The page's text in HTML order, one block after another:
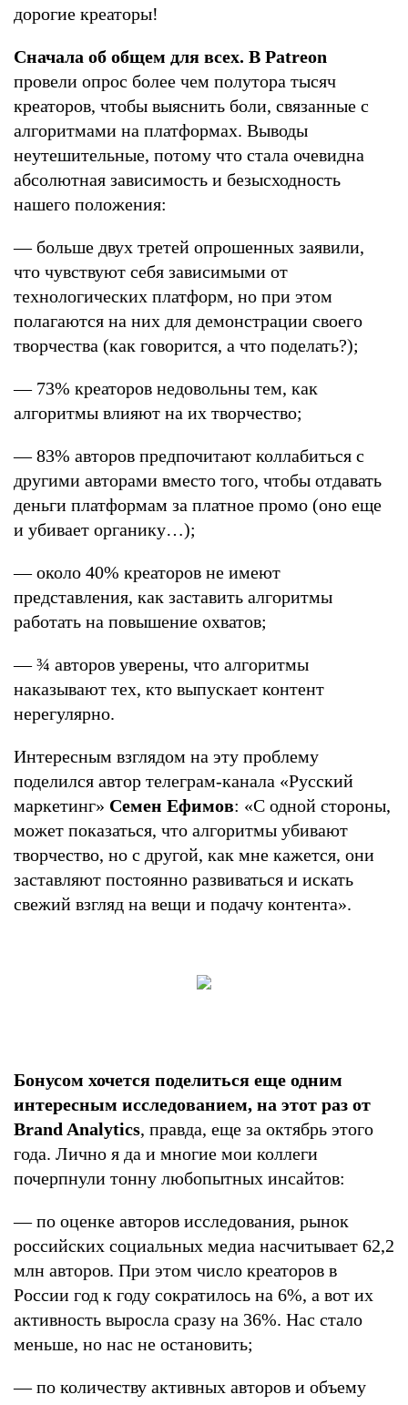
дорогие креаторы!
Сначала об общем для всех. В Patreon
провели опрос более чем полутора тысяч
креаторов, чтобы выяснить боли, связанные с
алгоритмами на платформах. Выводы
неутешительные, потому что стала очевидна
абсолютная зависимость и безысходность
нашего положения:
— больше двух третей опрошенных заявили,
что чувствуют себя зависимыми от
технологических платформ, но при этом
полагаются на них для демонстрации своего
творчества (как говорится, а что поделать?);
— 73% креаторов недовольны тем, как
алгоритмы влияют на их творчество;
— 83% авторов предпочитают коллабиться с
другими авторами вместо того, чтобы отдавать
деньги платформам за платное промо (оно еще
и убивает органику…);
— около 40% креаторов не имеют
представления, как заставить алгоритмы
работать на повышение охватов;
— ¾ авторов уверены, что алгоритмы
наказывают тех, кто выпускает контент
нерегулярно.
Интересным взглядом на эту проблему
поделился автор телеграм-канала «Русский
маркетинг» Семен Ефимов: «С одной стороны,
может показаться, что алгоритмы убивают
творчество, но с другой, как мне кажется, они
заставляют постоянно развиваться и искать
свежий взгляд на вещи и подачу контента».
Бонусом хочется поделиться еще одним
интересным исследованием, на этот раз от
Brand Analytics, правда, еще за октябрь этого
года. Лично я да и многие мои коллеги
почерпнули тонну любопытных инсайтов:
— по оценке авторов исследования, рынок
российских социальных медиа насчитывает 62,2
млн авторов. При этом число креаторов в
России год к году сократилось на 6%, а вот их
активность выросла сразу на 36%. Нас стало
меньше, но нас не остановить;
— по количеству активных авторов и объему